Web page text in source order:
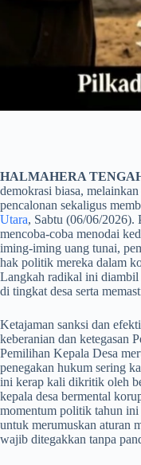
HALMAHERA
demokrasi biasa,
pencalonan sekaligus
Utara, Sabtu (06/06/2026).
mencoba-coba menodai
iming-iming uang tunai,
hak politik mereka dalam
Langkah radikal ini diambil
di tingkat desa serta
​Ketajaman sanksi dan
keberanian dan ketegasan
Pemilihan Kepala Desa
penegakan hukum sering
ini kerap kali dikritik oleh
kepala desa bermental
momentum politik tahun ini
untuk merumuskan aturan
wajib ditegakkan tanpa